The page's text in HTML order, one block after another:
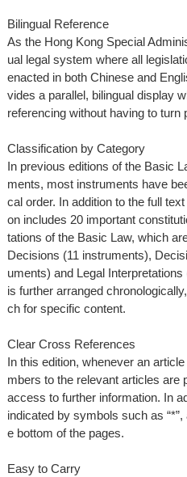
Bilingual Reference
As the Hong Kong Special
ual legal system where all
enacted in both Chinese and
vides a parallel, bilingual display
referencing without having to turn
Classification by Category
In previous editions of the Basic
ments, most instruments have
cal order. In addition to the full
on includes 20 important
tations of the Basic Law, which
Decisions (11 instruments),
uments) and Legal
is further arranged
ch for specific content.
Clear Cross References
In this edition, whenever an
mbers to the relevant articles are
access to further information. In
indicated by symbols such as
e bottom of the pages.
Easy to Carry